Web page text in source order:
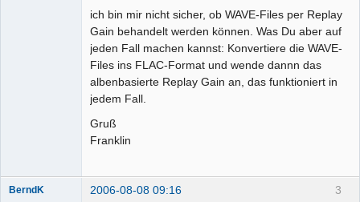
ich bin mir nicht sicher, ob WAVE-Files per Replay
Gain behandelt werden können. Was Du aber auf
jeden Fall machen kannst: Konvertiere die WAVE-
Files ins FLAC-Format und wende dannn das
albenbasierte Replay Gain an, das funktioniert in
jedem Fall.
Gruß
Franklin
3
BerndK 2006-08-08 09:16